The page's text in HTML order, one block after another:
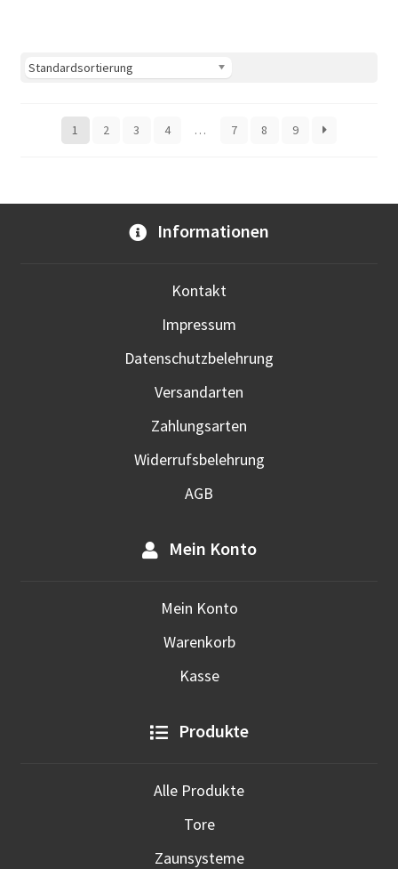
1 2 3 4 … 7 8 9
Informationen
Kontakt
Impressum
Datenschutzbelehrung
Versandarten
Zahlungsarten
Widerrufsbelehrung
AGB
Mein Konto
Mein Konto
Warenkorb
Kasse
Produkte
Alle Produkte
Tore
Zaunsysteme